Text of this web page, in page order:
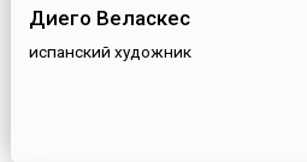
Диего Веласкес
испанский художник